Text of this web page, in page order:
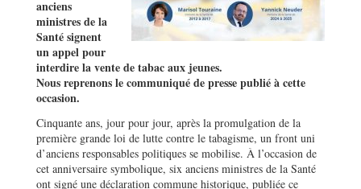
anciens
ministres de la
Santé signent
un appel pour
interdire la vente de tabac aux jeunes.
Nous reprenons le communiqué de presse publié à cette
occasion.
Cinquante ans, jour pour jour, après la promulgation de la
première grande loi de lutte contre le tabagisme, un front uni
d’anciens responsables politiques se mobilise. À l’occasion de
cet anniversaire symbolique, six anciens ministres de la Santé
ont signé une déclaration commune historique, publiée ce